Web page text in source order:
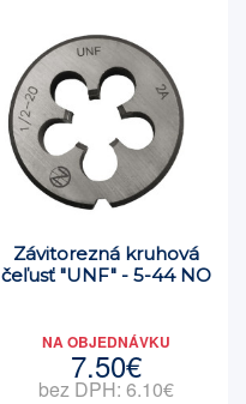
Závitorezná kruhová
čeľusť "UNF" - 5-44 NO
NA OBJEDNÁVKU
7.50€
bez DPH: 6.10€